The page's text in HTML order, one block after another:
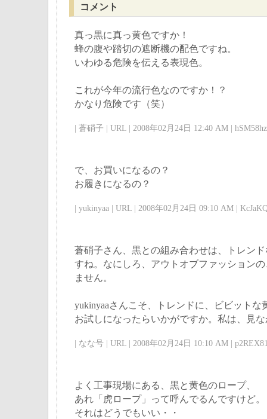
コメント
真っ黒に真っ黄色ですか！
蜂の腹や踏切の遮断機の配色ですね。
いわゆる危険を伝える表現色。
これが今年の流行色なのですか！？
かなり危険です（笑）
| 蒼硝子 | URL | 2008年02月24日 12:40 AM |
で、お買いになるの？
お履きになるの？
| yukinyaa | URL | 2008年02月24日 09:10 AM |
蒼硝子さん、黒との組み合わせは、トレン
すね。なにしろ、アウトオブファッション
ません。
yukinyaaさんこそ、トレンドに、ビビットな
お試しになったらいかがですか。私は、見
| なな号 | URL | 2008年02月24日 10:10 AM |
よく工事現場にある、黒と黄色のロープ、
あれ「虎ロープ」って呼んでるんですけど。
それはどうでもいい・・